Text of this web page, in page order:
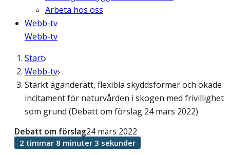
Arbeta hos oss
Webb-tv
Webb-tv
Start
Webb-tv
Stärkt äganderätt, flexibla skyddsformer och ökade
incitament för naturvården i skogen med frivillighet
som grund (Debatt om förslag 24 mars 2022)
Debatt om förslag24 mars 2022
2 timmar 8 minuter 3 sekunder